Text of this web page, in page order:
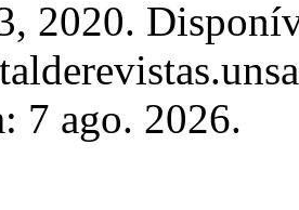
2020.
7 ago. 2026.